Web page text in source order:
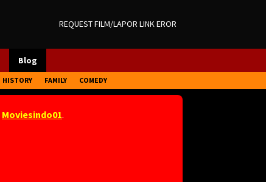
REQUEST FILM/LAPOR LINK EROR
Blog
HISTORY FAMILY COMEDY
Moviesindo01.